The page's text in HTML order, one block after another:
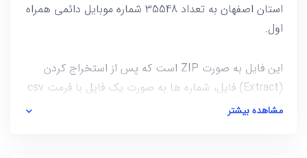
استان اصفهان به تعداد 35548 شماره موبایل دائمی همراه
اول.
این فایل به صورت ZIP است که پس از استخراج کردن
(Extract) فایل، شماره ها به صورت یک فایل با فرمت csv
مشاهده بیشتر